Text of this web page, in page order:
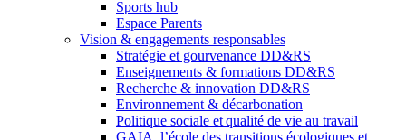
Sports hub
Espace Parents
Vision & engagements responsables
Stratégie et gourvenance DD&RS
Enseignements & formations DD&RS
Recherche & innovation DD&RS
Environnement & décarbonation
Politique sociale et qualité de vie au travail
GAIA, l’école des transitions écologiques et